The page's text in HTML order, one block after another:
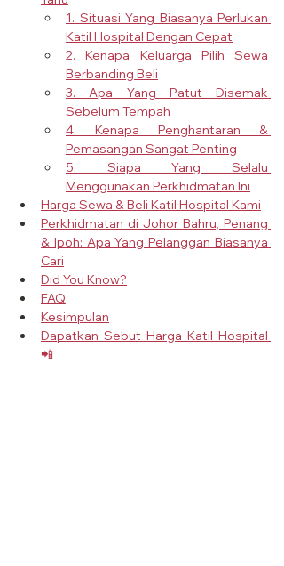
1. Situasi Yang Biasanya Perlukan
Katil Hospital Dengan Cepat
2. Kenapa Keluarga Pilih Sewa
Berbanding Beli
3. Apa Yang Patut Disemak
Sebelum Tempah
4. Kenapa Penghantaran &
Pemasangan Sangat Penting
5. Siapa Yang Selalu
Menggunakan Perkhidmatan Ini
Harga Sewa & Beli Katil Hospital Kami
Perkhidmatan di Johor Bahru, Penang
& Ipoh: Apa Yang Pelanggan Biasanya
Cari
Did You Know?
FAQ
Kesimpulan
Dapatkan Sebut Harga Katil Hospital
📲